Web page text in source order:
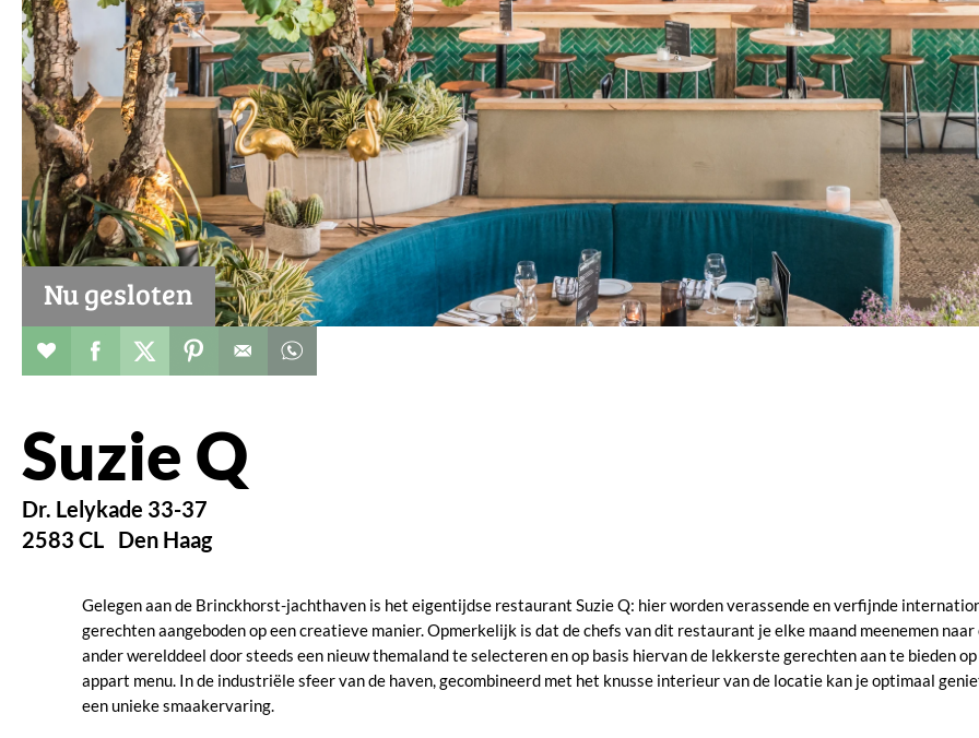
Nu gesloten
Restaurant toevoegen aan favorieten
Deel dit op facebook
Deel dit op twitter
Deel dit op pinterest
Suzie Q
Dr. Lelykade 33-37
2583 CL Den Haag
Gelegen aan de Brinckhorst-jachthaven is het eigentijdse restaurant Suzie Q: hier worden verassende en verfijnde
gerechten aangeboden op een creatieve manier. Opmerkelijk is dat de chefs van dit restaurant je elke maand meenemen naar
ander werelddeel door steeds een nieuw themaland te selecteren en op basis hiervan de lekkerste gerechten aan te bieden op
appart menu. In de industriële sfeer van de haven, gecombineerd met het knusse interieur van de locatie kan je optimaal
een unieke smaakervaring.